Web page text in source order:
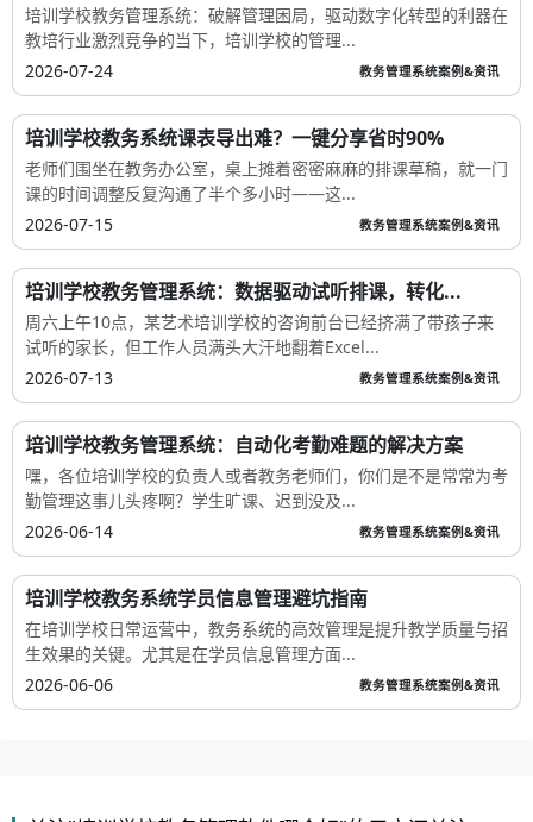
培训学校教务管理系统：破解管理困局，驱动数字化转型的利器在
教培行业激烈竞争的当下，培训学校的管理...
2026-07-24
教务管理系统案例&资讯
培训学校教务系统课表导出难？一键分享省时90%
老师们围坐在教务办公室，桌上摊着密密麻麻的排课草稿，就一门
课的时间调整反复沟通了半个多小时——这...
2026-07-15
教务管理系统案例&资讯
培训学校教务管理系统：数据驱动试听排课，转化...
周六上午10点，某艺术培训学校的咨询前台已经挤满了带孩子来
试听的家长，但工作人员满头大汗地翻着Excel...
2026-07-13
教务管理系统案例&资讯
培训学校教务管理系统：自动化考勤难题的解决方案
嘿，各位培训学校的负责人或者教务老师们，你们是不是常常为考
勤管理这事儿头疼啊？学生旷课、迟到没及...
2026-06-14
教务管理系统案例&资讯
培训学校教务系统学员信息管理避坑指南
在培训学校日常运营中，教务系统的高效管理是提升教学质量与招
生效果的关键。尤其是在学员信息管理方面...
2026-06-06
教务管理系统案例&资讯